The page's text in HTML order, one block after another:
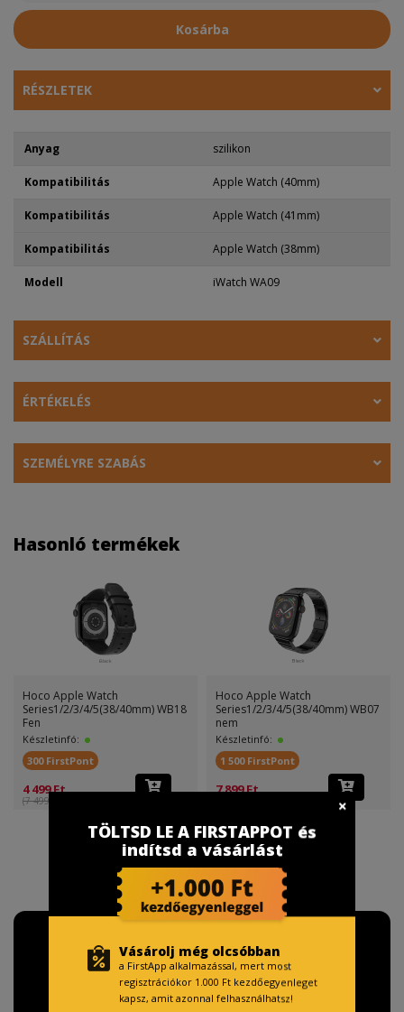
Kosárba
RÉSZLETEK
Anyag szilikon
Kompatibilitás Apple Watch (40mm)
Kompatibilitás Apple Watch (41mm)
Kompatibilitás Apple Watch (38mm)
Modell iWatch WA09
SZÁLLÍTÁS
ÉRTÉKELÉS
SZEMÉLYRE SZABÁS
Hasonló termékek
Hoco Apple Watch
Series1/2/3/4/5(38/40mm) WB18
Fen
Készletinfó:
300 FirstPont
4 499 Ft
(7 499 Ft )
Hoco Apple Watch
Series1/2/3/4/5(38/40mm) WB07
nem
Készletinfó:
1 500 FirstPont
7 899 Ft
TÖLTSD LE A FIRSTAPPOT és
indítsd a vásárlást
Vásárolj még olcsóbban
a FirstApp alkalmazással, mert most
regisztrációkor 1.000 Ft kezdőegyenleget
kapsz, amit azonnal felhasználhatsz!